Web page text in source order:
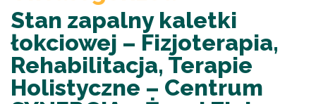
Stan zapalny kaletki
łokciowej – Fizjoterapia,
Rehabilitacja, Terapie
Holistyczne – Centrum